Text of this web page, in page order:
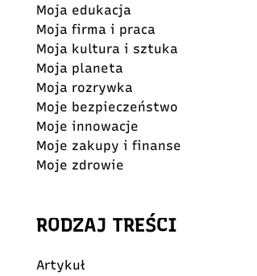
Moja edukacja
Moja firma i praca
Moja kultura i sztuka
Moja planeta
Moja rozrywka
Moje bezpieczeństwo
Moje innowacje
Moje zakupy i finanse
Moje zdrowie
RODZAJ TREŚCI
Artykuł